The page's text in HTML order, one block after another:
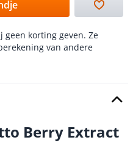
korting geven. Ze
van andere
Berry Extract